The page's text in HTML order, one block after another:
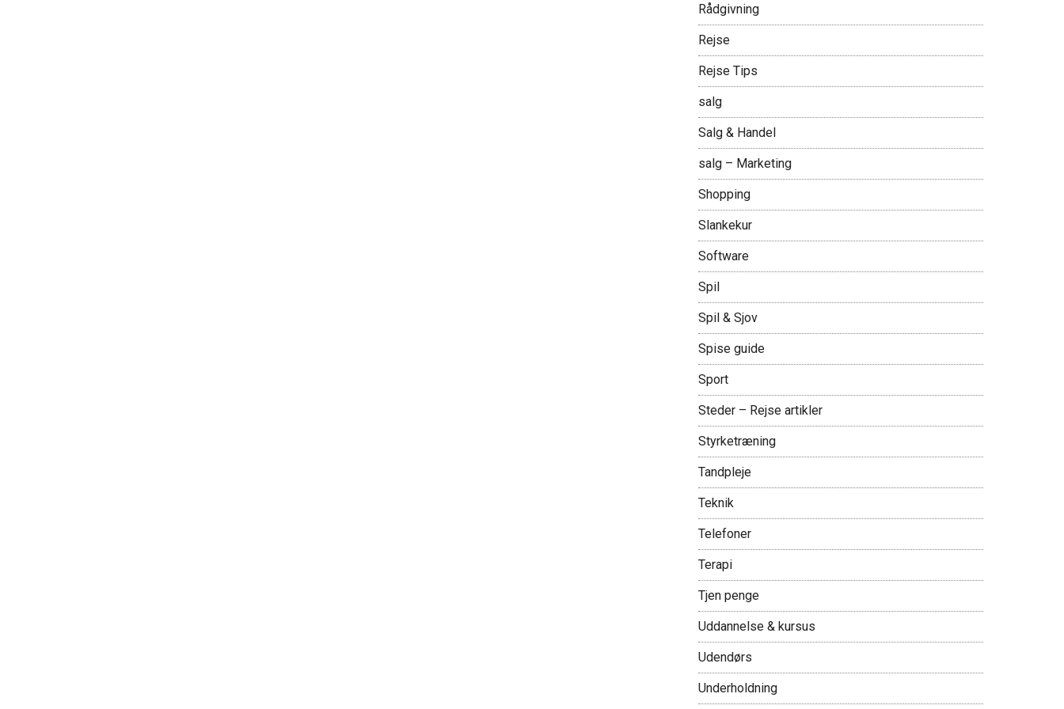
Rådgivning
Rejse
Rejse Tips
salg
Salg & Handel
salg – Marketing
Shopping
Slankekur
Software
Spil
Spil & Sjov
Spise guide
Sport
Steder – Rejse artikler
Styrketræning
Tandpleje
Teknik
Telefoner
Terapi
Tjen penge
Uddannelse & kursus
Udendørs
Underholdning